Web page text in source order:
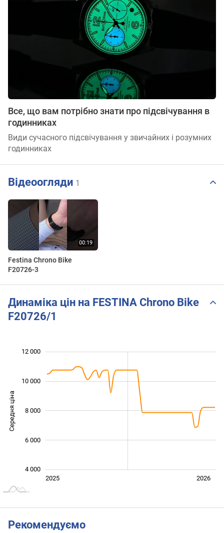
Все, що вам потрібно знати про підсвічування в
годинниках
Види сучасного підсвічування у звичайних і розумних
годинниках
Відеоогляди 1
Festina Chrono Bike
F20726-3
Динаміка цін на FESTINA Chrono Bike
F20726/1
Середня ціна 10 000
4 000
6 000
8 000
10 000
12 000
L
Січ. 2025
Лип.
2027 2026
2025
Рекомендуємо